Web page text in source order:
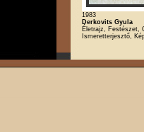
1983
Derkovits Gyula
Életrajz, Festészet,
Ismeretterjesztő,